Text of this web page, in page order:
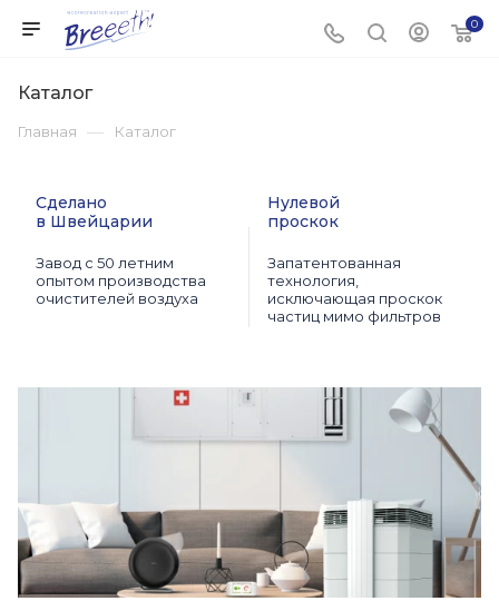
0
Каталог
Главная — Каталог
Сделано
в Швейцарии
Завод с 50 летним
опытом производства
очистителей воздуха
Нулевой
проскок
Запатентованная
технология,
исключающая проскок
частиц мимо фильтров